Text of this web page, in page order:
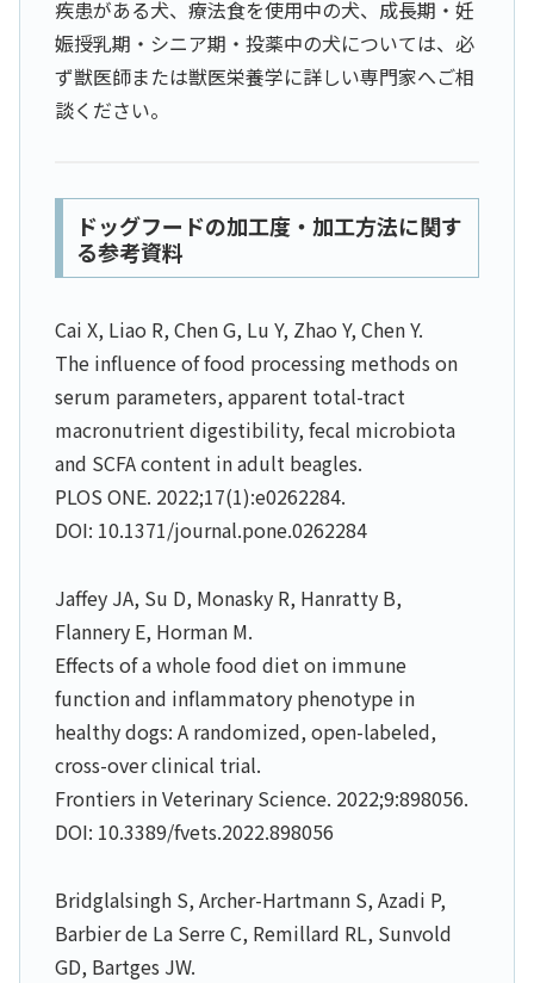
疾患がある犬、療法食を使用中の犬、成長期・妊
娠授乳期・シニア期・投薬中の犬については、必
ず獣医師または獣医栄養学に詳しい専門家へご相
談ください。
ドッグフードの加工度・加工方法に関す
る参考資料
Cai X, Liao R, Chen G, Lu Y, Zhao Y, Chen Y.
The influence of food processing methods on
serum parameters, apparent total-tract
macronutrient digestibility, fecal microbiota
and SCFA content in adult beagles.
PLOS ONE. 2022;17(1):e0262284.
DOI: 10.1371/journal.pone.0262284
Jaffey JA, Su D, Monasky R, Hanratty B,
Flannery E, Horman M.
Effects of a whole food diet on immune
function and inflammatory phenotype in
healthy dogs: A randomized, open-labeled,
cross-over clinical trial.
Frontiers in Veterinary Science. 2022;9:898056.
DOI: 10.3389/fvets.2022.898056
Bridglalsingh S, Archer-Hartmann S, Azadi P,
Barbier de La Serre C, Remillard RL, Sunvold
GD, Bartges JW.